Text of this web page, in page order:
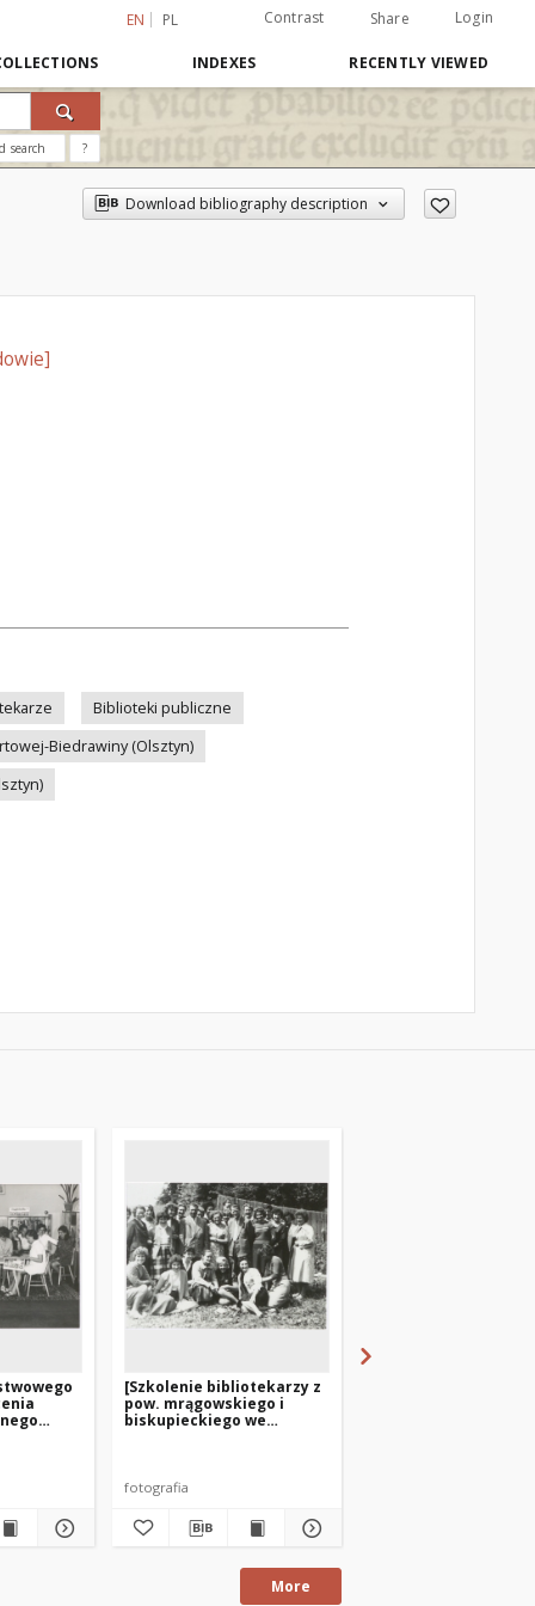
EN PL Contrast Share Login
INDEXES RECENTLY VIEWED
search ?
Download bibliography description
Biblioteki publiczne
Biedrawiny (Olsztyn)
[Szkolenie bibliotekarzy z
pow. mrągowskiego i
biskupieckiego we
fotografia
More